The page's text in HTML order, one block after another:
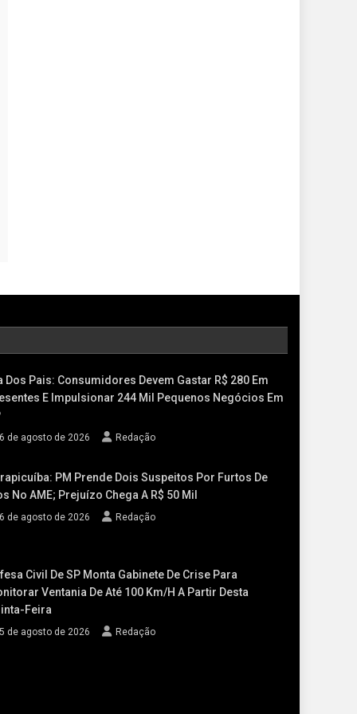
Dos Pais: Consumidores Devem Gastar R$ 280 Em
E Impulsionar 244 Mil Pequenos Negócios Em
de agosto de 2026 Redação
PM Prende Dois Suspeitos Por Furtos De
No AME; Prejuízo Chega A R$ 50 Mil
de agosto de 2026 Redação
Civil De SP Monta Gabinete De Crise Para
Ventania De Até 100 Km/h A Partir Desta
Feira
de agosto de 2026 Redação